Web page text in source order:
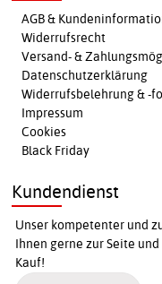
AGB &
Widerrufsrecht
Versand- &
Datenschutzerklärung
Widerrufsbelehrung & -
Impressum
Cookies
Black Friday
Kundendienst
Unser kompetenter und
Ihnen gerne zur Seite
Kauf!